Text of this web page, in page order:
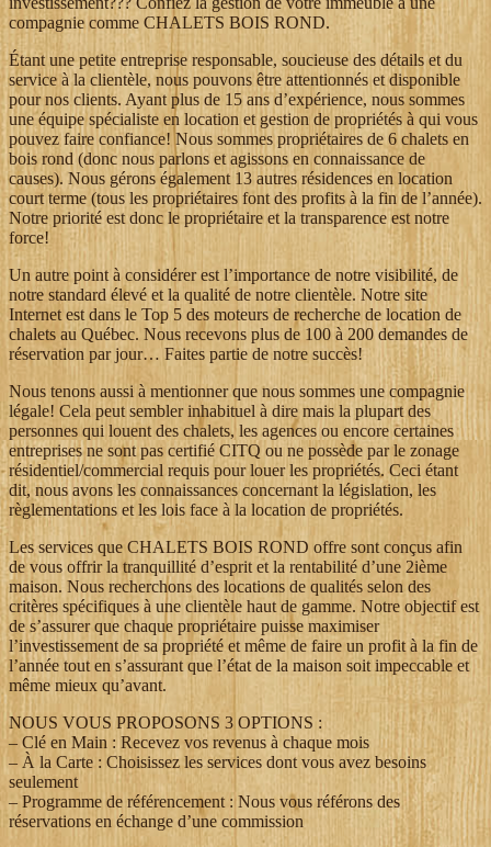
compagnie comme CHALETS BOIS ROND.
Étant une petite entreprise responsable, soucieuse des détails et du
service à la clientèle, nous pouvons être attentionnés et disponible
pour nos clients. Ayant plus de 15 ans d’expérience, nous sommes
une équipe spécialiste en location et gestion de propriétés à qui vous
pouvez faire confiance! Nous sommes propriétaires de 6 chalets en
bois rond (donc nous parlons et agissons en connaissance de
causes). Nous gérons également 13 autres résidences en location
court terme (tous les propriétaires font des profits à la fin de l’année).
Notre priorité est donc le propriétaire et la transparence est notre
force!
Un autre point à considérer est l’importance de notre visibilité, de
notre standard élevé et la qualité de notre clientèle. Notre site
Internet est dans le Top 5 des moteurs de recherche de location de
chalets au Québec. Nous recevons plus de 100 à 200 demandes de
réservation par jour… Faites partie de notre succès!
Nous tenons aussi à mentionner que nous sommes une compagnie
légale! Cela peut sembler inhabituel à dire mais la plupart des
personnes qui louent des chalets, les agences ou encore certaines
entreprises ne sont pas certifié CITQ ou ne possède par le zonage
résidentiel/commercial requis pour louer les propriétés. Ceci étant
dit, nous avons les connaissances concernant la législation, les
règlementations et les lois face à la location de propriétés.
Les services que CHALETS BOIS ROND offre sont conçus afin
de vous offrir la tranquillité d’esprit et la rentabilité d’une 2ième
maison. Nous recherchons des locations de qualités selon des
critères spécifiques à une clientèle haut de gamme. Notre objectif est
de s’assurer que chaque propriétaire puisse maximiser
l’investissement de sa propriété et même de faire un profit à la fin de
l’année tout en s’assurant que l’état de la maison soit impeccable et
même mieux qu’avant.
NOUS VOUS PROPOSONS 3 OPTIONS :
– Clé en Main : Recevez vos revenus à chaque mois
– À la Carte : Choisissez les services dont vous avez besoins
seulement
– Programme de référencement : Nous vous référons des
réservations en échange d’une commission